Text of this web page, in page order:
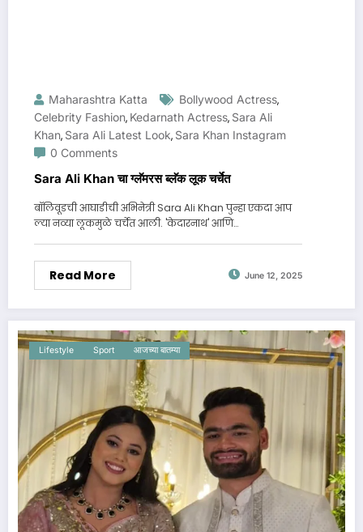
Maharashtra Katta Bollywood Actress,
Celebrity Fashion, Kedarnath Actress, Sara Ali
Khan, Sara Ali Latest Look, Sara Khan Instagram
0 Comments
Sara Ali Khan चा ग्लॅमरस ब्लॅक लूक चर्चेत
बॉलिवूडची आघाडीची अभिनेत्री Sara Ali Khan पुन्हा एकदा आप
ल्या नव्या लूकमुळे चर्चेत आली. 'केदारनाथ' आणि…
Read More June 12, 2025
Lifestyle Sport आजच्या बातम्या